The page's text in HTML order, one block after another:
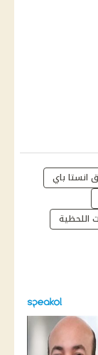
انستا باي
اللحظية